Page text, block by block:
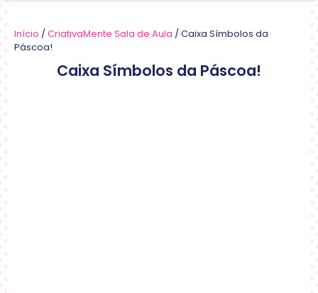
Início /CriativaMente Sala de Aula / Caixa Símbolos da
Páscoa!
Caixa Símbolos da Páscoa!